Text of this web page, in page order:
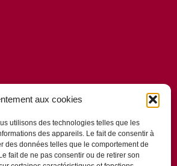
aux cookies
utilisons des technologies telles que les
des appareils. Le fait de consentir à
des données telles que le comportement de
fait de ne pas consentir ou de retirer son